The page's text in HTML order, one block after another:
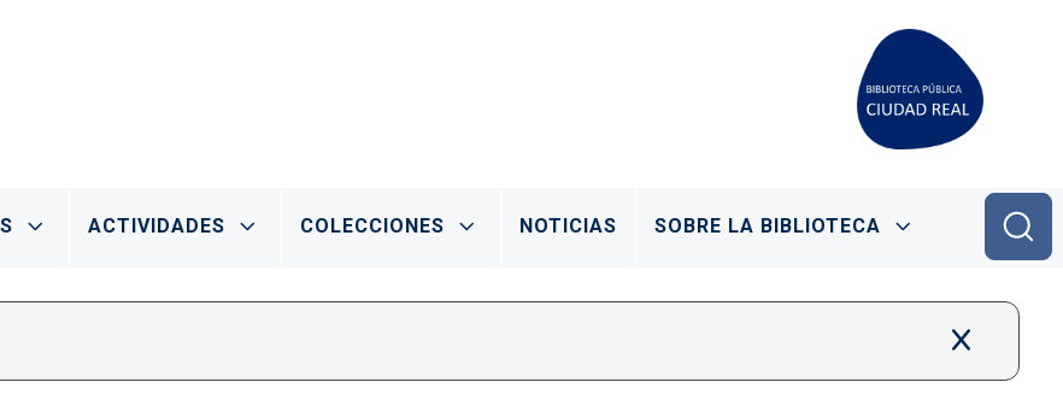
ACTIVIDADES COLECCIONES NOTICIAS SOBRE LA BIBLIOTECA